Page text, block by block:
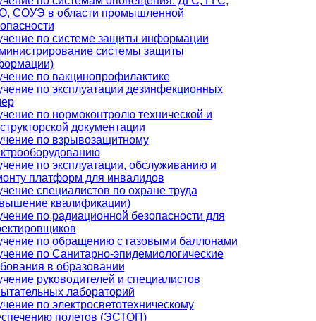
СОУЭ в области промышленной
по системе защиты информации
системы защиты
по вакцинопрофилактике
по эксплуатации дезинфекционных
по нормоконтролю технической и
документации
по взрывозащитному
по эксплуатации, обслуживанию и
платформ для инвалидов
специалистов по охране труда
квалификации)
по радиационной безопасности для
по обращению с газовыми баллонами
по Санитарно-эпидемиологические
в образовании
руководителей и специалистов
лабораторий
по электросветотехническому
полетов (ЭСТОП)